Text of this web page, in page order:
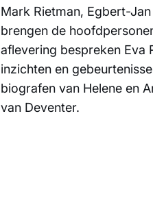
Mark Rietman, Egbert-
brengen de
aflevering bespreken Eva
inzichten en
biografen van Helene en
van Deventer.